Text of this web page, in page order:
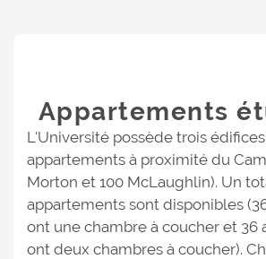
Appartements
L'Université possède trois
appartements à proximité du
Morton et 100 McLaughlin). Un
appartements sont disponibles
ont une chambre à coucher et 36
ont deux chambres à coucher).